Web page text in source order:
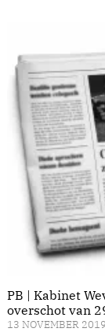
PB | Kabinet
overschot van
13 NOVEMBER 2019